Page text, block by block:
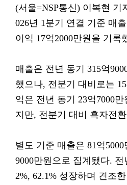
(서울=NSP통신) 이복현 기
026년 1분기 연결 기준 매
이익 17억2000만원을 기록
매출은 전년 동기 315억
했으나, 전분기 대비로는
익은 전년 동기 23억7000
지만, 전분기 대비 흑자전
별도 기준 매출은 81억
9000만원으로 집계됐다.
2%, 62.1% 성장하며 견조